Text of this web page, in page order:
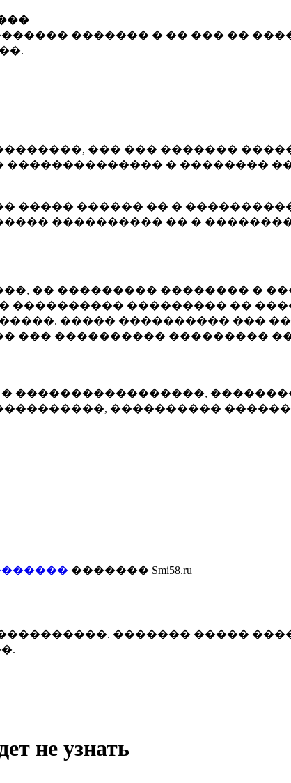
������� � �� ��� ��
��.
��� ��� �������
� ��������
����� ������ �� �
���������� �� �
�� ��������� �������� �
���������� ��������� ��
����� ���������� ���
��� ���������� ���������
�����������������,
����������
������� Smi58.ru
������� �����
не узнать